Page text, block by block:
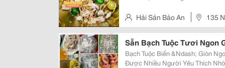
Không Bị Dai , Rất Phù Hợp Cho
Hải Sản Bảo An
135
Hà Nội.
Sẵn Bạch Tuộc Tươi Ngon
Bạch Tuộc Biển &Ndash; Giòn Ngon, Ngọt Đậm Bạch
Được Nhiều Người Yêu Thích